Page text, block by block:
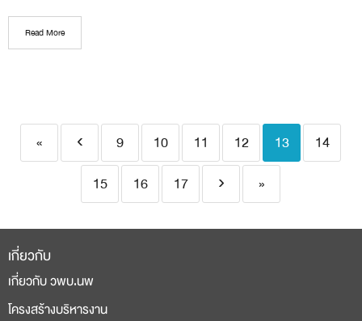
Read More
« ‹ 9 10 11 12 13
14
15
16 17 › »
เกี่ยวกับ
เกี่ยวกับ วพบ.นพ
โครงสร้างบริหารงาน